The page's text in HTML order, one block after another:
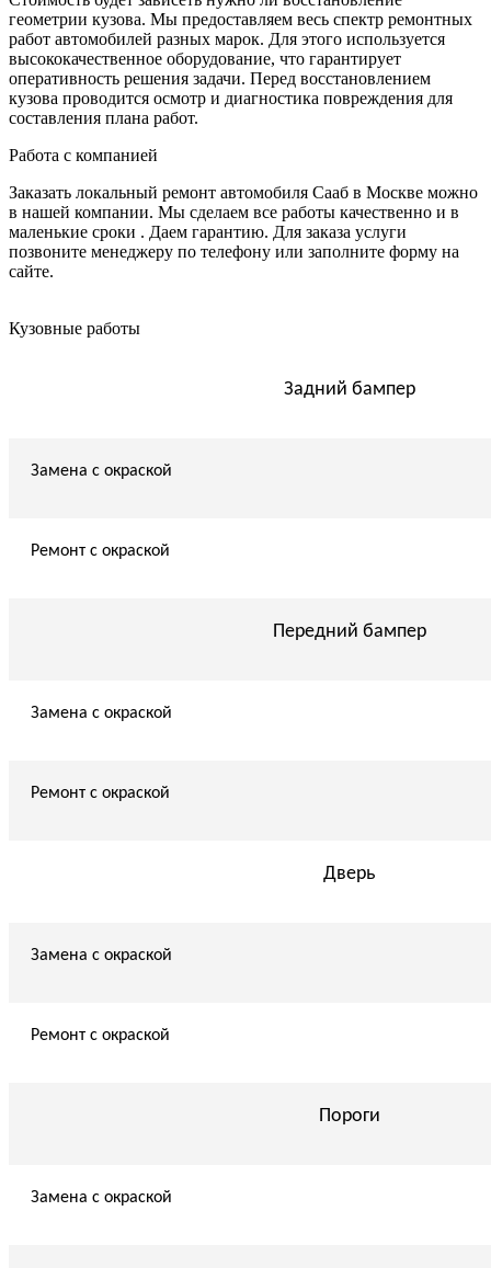
геометрии кузова. Мы предоставляем весь спектр ремонтных
работ автомобилей разных марок. Для этого используется
высококачественное оборудование, что гарантирует
оперативность решения задачи. Перед восстановлением
кузова проводится осмотр и диагностика повреждения для
составления плана работ.
Работа с компанией
Заказать локальный ремонт автомобиля Сааб в Москве можно
в нашей компании. Мы сделаем все работы качественно и в
маленькие сроки . Даем гарантию. Для заказа услуги
позвоните менеджеру по телефону или заполните форму на
сайте.
Кузовные работы
Задний бампер
Замена с окраской
Ремонт с окраской
Передний бампер
Замена с окраской
Ремонт с окраской
Дверь
Замена с окраской
Ремонт с окраской
Пороги
Замена с окраской